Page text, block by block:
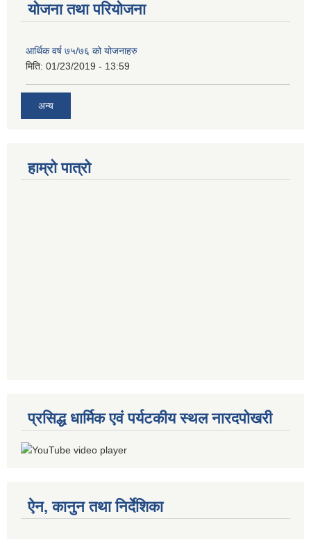
योजना तथा परियोजना
आर्थिक वर्ष ७५/७६ को योजनाहरु
मिति: 01/23/2019 - 13:59
अन्य
हाम्रो पात्रो
प्रसिद्ध धार्मिक एवं पर्यटकीय स्थल नारदपोखरी
ऐन, कानुन तथा निर्देशिका